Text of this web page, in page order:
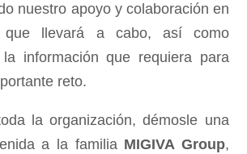
nuestro apoyo y colaboración en
que llevará a cabo, así como
información que requiera para
reto.
la organización, démosle una
a la familia MIGIVA Group,